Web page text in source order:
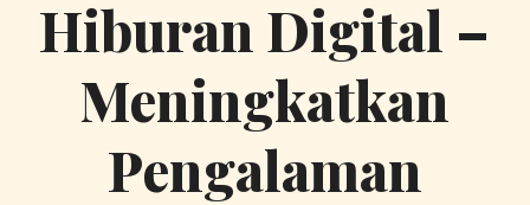
Hiburan Digital –
Meningkatkan
Pengalaman